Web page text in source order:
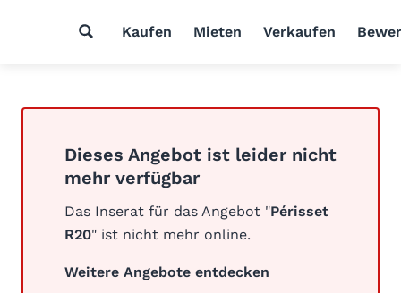
Kaufen Mieten Verkaufen
Dieses Angebot ist leider nicht
mehr verfügbar
Das Inserat für das Angebot "Périsset
R20" ist nicht mehr online.
Weitere Angebote entdecken